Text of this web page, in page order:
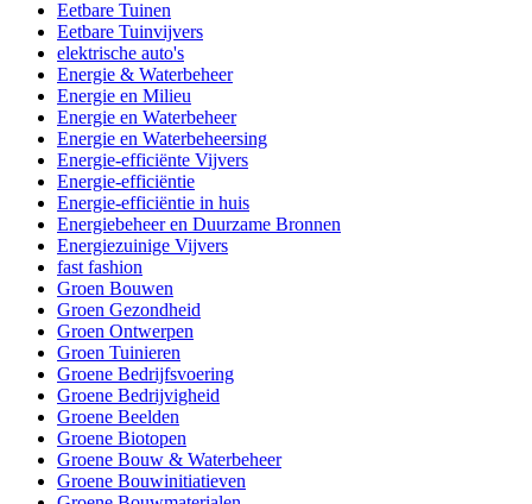
Eetbare Tuinen
Eetbare Tuinvijvers
elektrische auto's
Energie & Waterbeheer
Energie en Milieu
Energie en Waterbeheer
Energie en Waterbeheersing
Energie-efficiënte Vijvers
Energie-efficiëntie
Energie-efficiëntie in huis
Energiebeheer en Duurzame Bronnen
Energiezuinige Vijvers
fast fashion
Groen Bouwen
Groen Gezondheid
Groen Ontwerpen
Groen Tuinieren
Groene Bedrijfsvoering
Groene Bedrijvigheid
Groene Beelden
Groene Biotopen
Groene Bouw & Waterbeheer
Groene Bouwinitiatieven